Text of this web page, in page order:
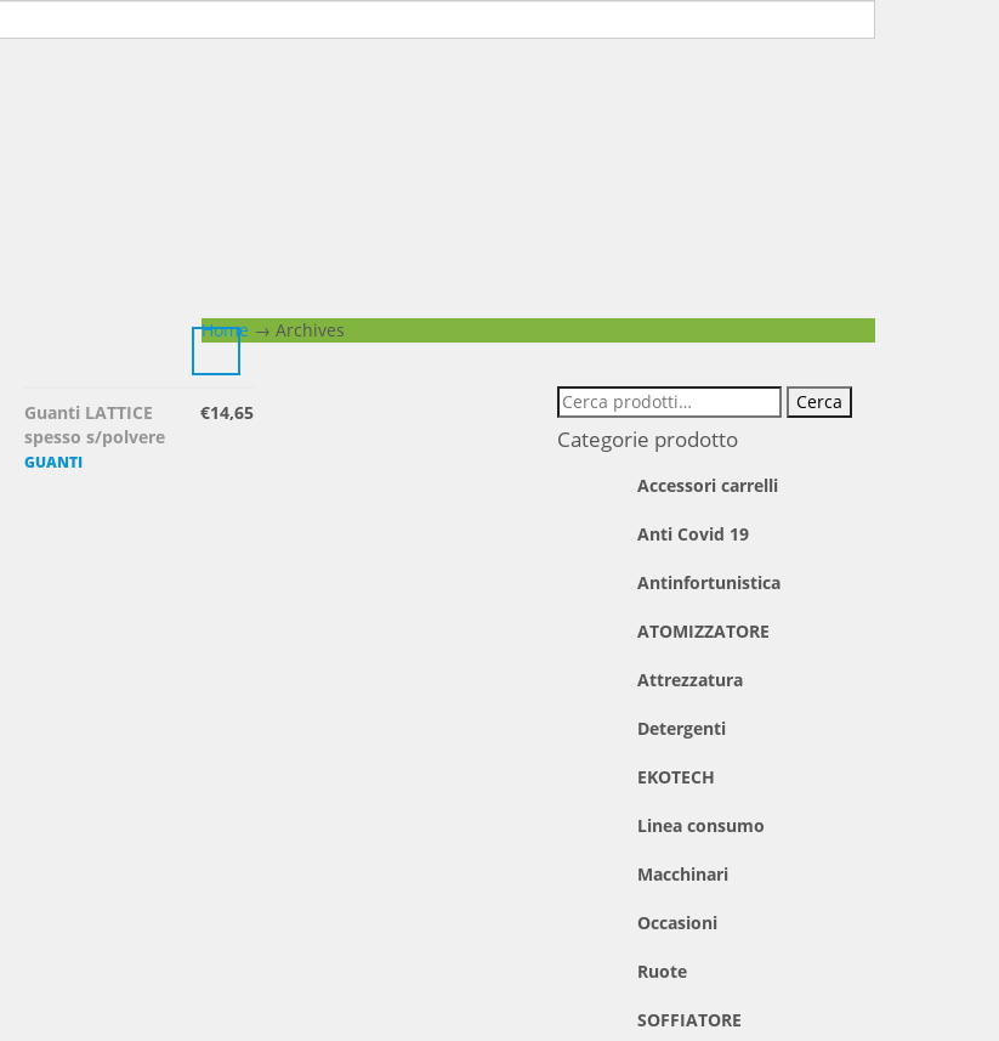
Home → Archives
€14,65
Guanti LATTICE
spesso s/polvere
GUANTI
Cerca: Cerca
Categorie prodotto
Accessori carrelli
Anti Covid 19
Antinfortunistica
ATOMIZZATORE
Attrezzatura
Detergenti
EKOTECH
Linea consumo
Macchinari
Occasioni
Ruote
SOFFIATORE